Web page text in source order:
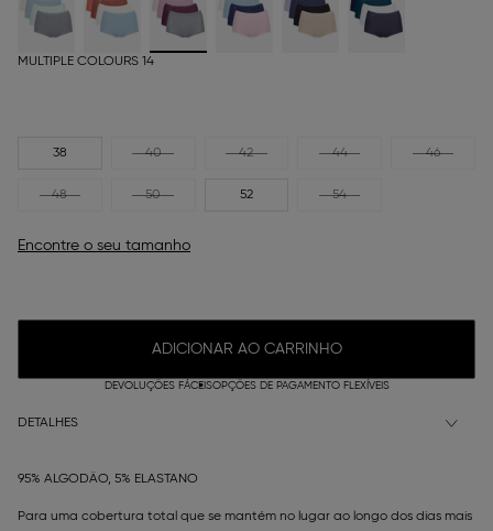
MULTIPLE COLOURS 14
38 40 42 44 46
48 50 52 54
Encontre o seu tamanho
ADICIONAR AO CARRINHO
DEVOLUÇÕES FÁCEISOPÇÕES DE PAGAMENTO FLEXÍVEIS
DETALHES
95% ALGODÃO, 5% ELASTANO
Para uma cobertura total que se mantém no lugar ao longo dos dias mais